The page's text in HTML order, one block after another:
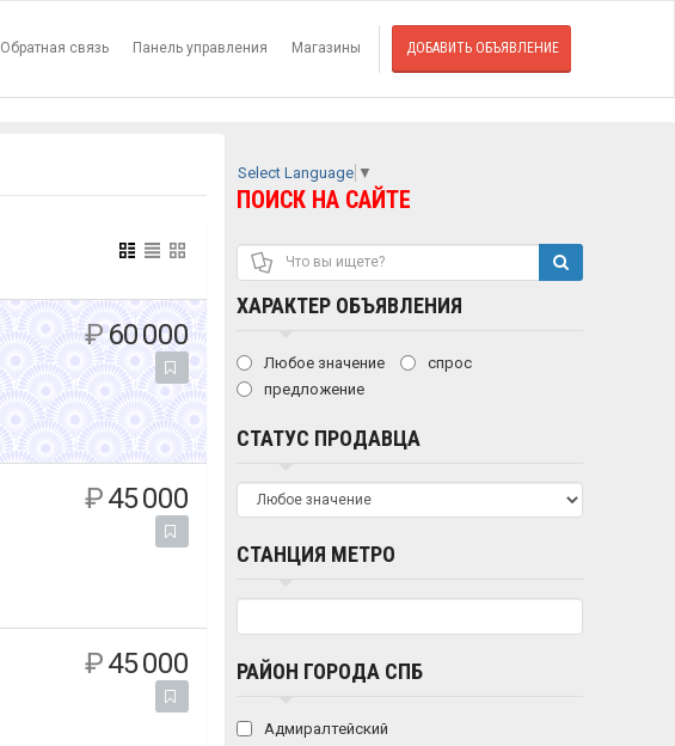
Обратная связь Панель управления Магазины ДОБАВИТЬ ОБЪЯВЛЕНИЕ
₽ 60 000
₽45 000
₽45 000
Select Language ▼
ПОИСК НА САЙТЕ
ХАРАКТЕР ОБЪЯВЛЕНИЯ
Любое значение
спрос
предложение
СТАТУС ПРОДАВЦА
СТАНЦИЯ МЕТРО
РАЙОН ГОРОДА СПБ
Адмиралтейский